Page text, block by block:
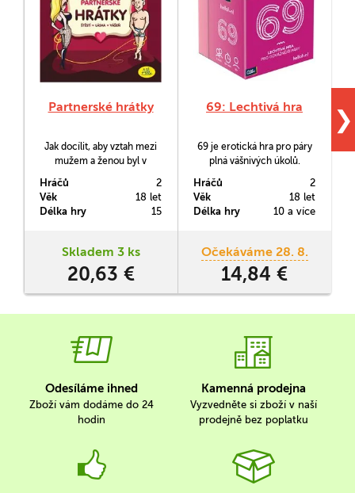
Partnerské hrátky
Jak docílit, aby vztah mezi
mužem a ženou byl v
vztah potřebujete
především štěstí, lásku a
vášeň. Jsou samozřejmě i
Partnerské hrátky se
jmenované.
Hráčů
2
Věk
18 let
Délka hry
15
Skladem 3 ks
20,63 €
69: Lechtivá hra
69 je erotická hra pro páry
plná vášnivých úkolů.
stoupejte po herním plánu
skrze splněné úkoly a
dosáhněte vrcholu.
Hráčů
2
Věk
18 let
Délka hry
10 a více
Očekáváme 28. 8.
14,84 €
❯
Odesíláme ihned
Zboží vám dodáme do 24
hodin
Kamenná prodejna
Vyzvedněte si zboží v naší
prodejně bez poplatku